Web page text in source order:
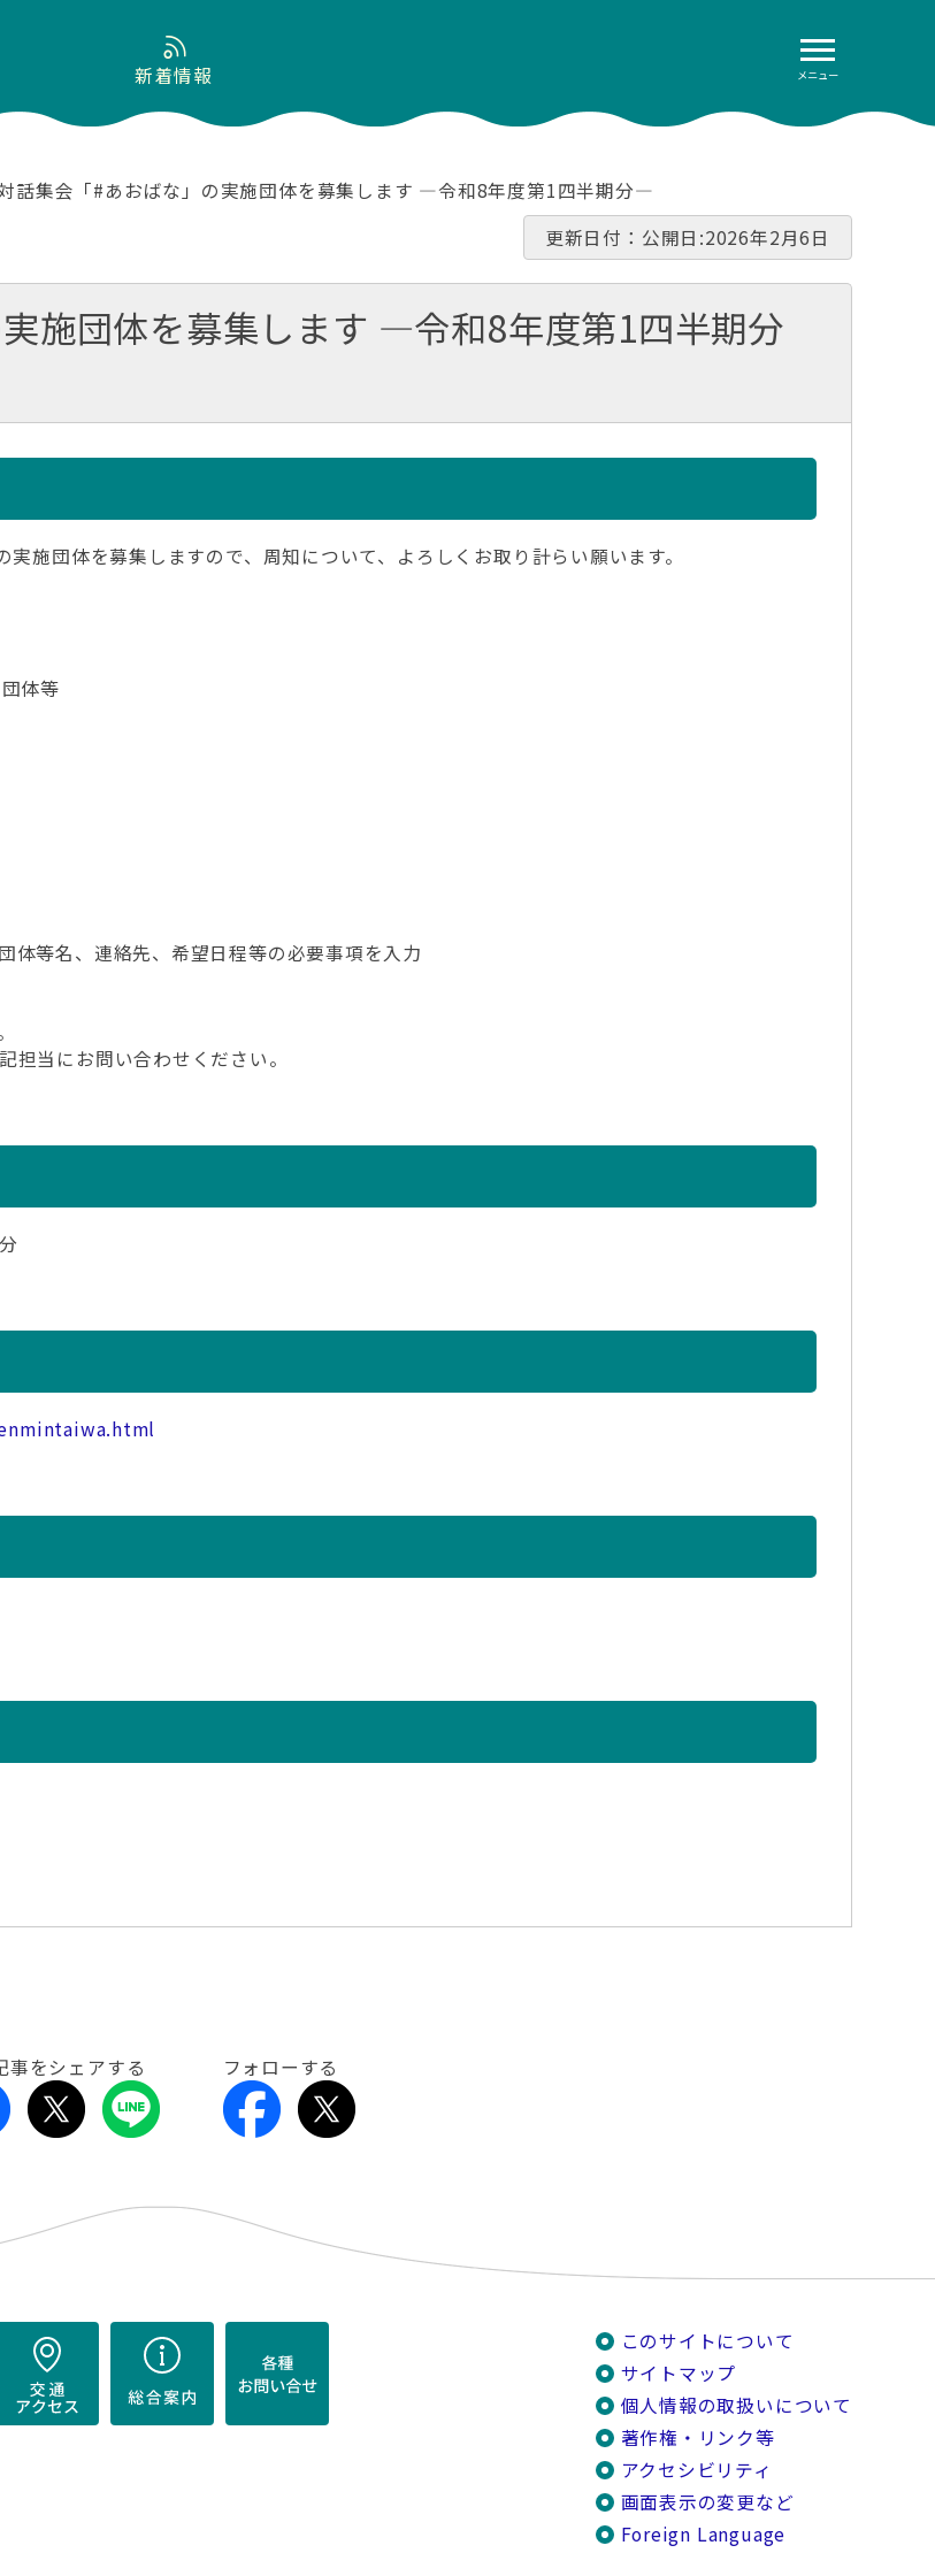
メニュー
新着情報
話集会「#あおばな」の実施団体を募集します ―令和8年度第1四半期分―
更新日付：公開日:2026年2月6日
施団体を募集します ―令和8年度第1四半期分
施団体を募集しますので、周知について、よろしくお取り計らい願います。
体等
体等名、連絡先、希望日程等の必要事項を入力
担当にお問い合わせください。
事をシェアする フォローする
このサイトについて
サイトマップ
個人情報の取扱いについて
著作権・リンク等
アクセシビリティ
画面表示の変更など
Foreign Language